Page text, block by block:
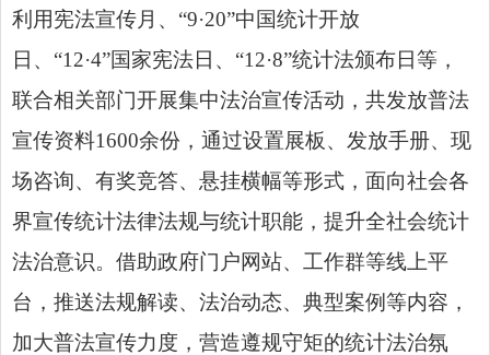
利用宪法宣传月、“9·20”中国统计开放
日、“12·4”国家宪法日、“12·8”统计法颁布日等，
联合相关部门开展集中法治宣传活动，共发放普法
宣传资料1600余份，通过设置展板、发放手册、现
场咨询、有奖竞答、悬挂横幅等形式，面向社会各
界宣传统计法律法规与统计职能，提升全社会统计
法治意识。借助政府门户网站、工作群等线上平
台，推送法规解读、法治动态、典型案例等内容，
加大普法宣传力度，营造遵规守矩的统计法治氛